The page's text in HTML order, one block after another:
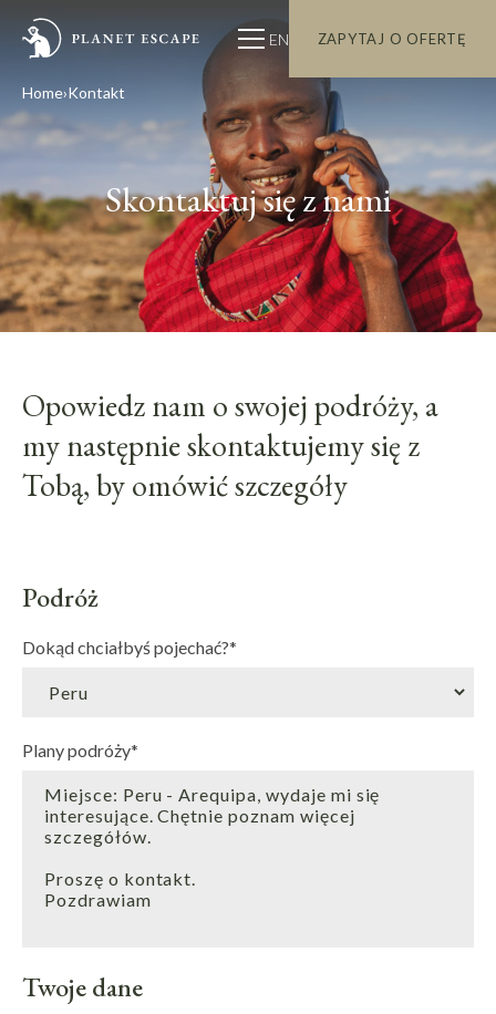
EN ZAPYTAJ O OFERTĘ
Home Kontakt
Skontaktuj się z nami
Opowiedz nam o swojej podróży, a
my następnie skontaktujemy się z
Tobą, by omówić szczegóły
Podróż
Dokąd chciałbyś pojechać?*
Plany podróży*
Twoje dane